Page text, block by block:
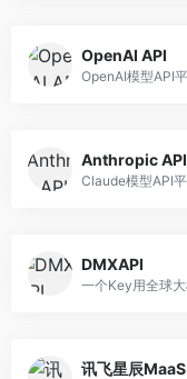
OpenAI API
Anthropic API
DMXAPI
讯飞星辰MaaS